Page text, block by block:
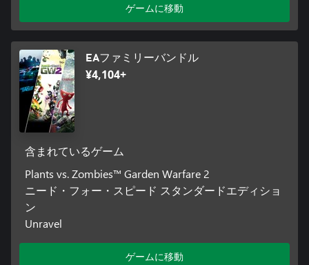
ゲームに移動
EAファミリーバンドル
¥4,104+
含まれているゲーム
Plants vs. Zombies™ Garden Warfare 2
ニード・フォー・スピード スタンダードエディショ
ン
Unravel
ゲームに移動